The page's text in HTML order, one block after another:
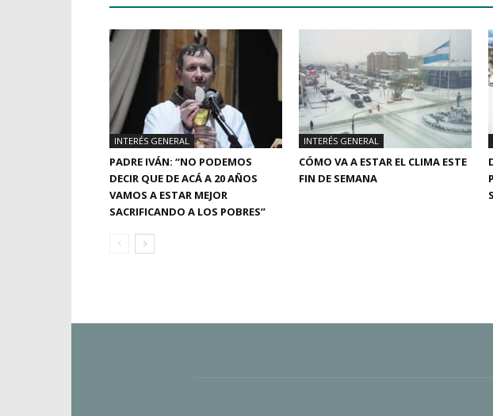
INTERÉS GENERAL
PADRE IVÁN: “NO PODEMOS
DECIR QUE DE ACÁ A 20 AÑOS
VAMOS A ESTAR MEJOR
SACRIFICANDO A LOS POBRES”
INTERÉS GENERAL
CÓMO VA A ESTAR EL CLIMA ESTE
FIN DE SEMANA